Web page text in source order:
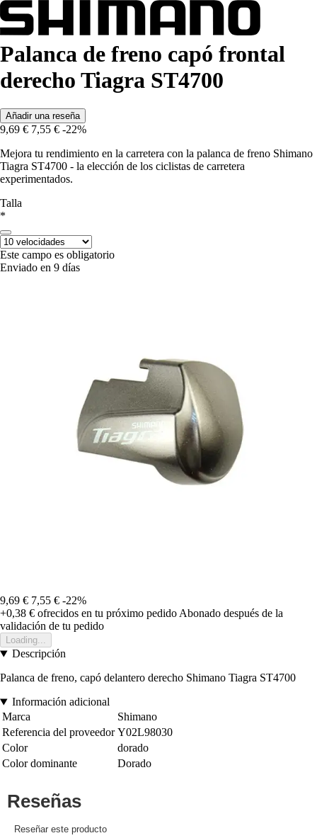
Palanca de freno capó frontal
derecho Tiagra ST4700
Añadir una reseña
9,69 € 7,55 € -22%
Mejora tu rendimiento en la carretera con la palanca de freno Shimano
Tiagra ST4700 - la elección de los ciclistas de carretera
experimentados.
Talla
*
Este campo es obligatorio
Enviado en 9 días
9,69 € 7,55 € -22%
+0,38 € ofrecidos en tu próximo pedido Abonado después de la
validación de tu pedido
Loading...
Descripción
Palanca de freno, capó delantero derecho Shimano Tiagra ST4700
Información adicional
Marca
Shimano
Referencia del proveedor Y02L98030
Color
dorado
Color dominante
Dorado